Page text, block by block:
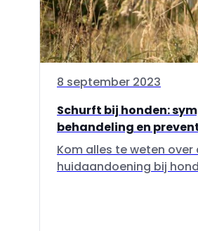
8 september 2023
Schurft bij honden:
behandeling en
Kom alles te weten over
huidaandoening bij